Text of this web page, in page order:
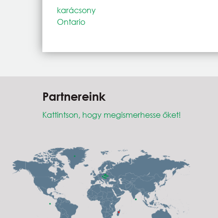
karácsony
Ontario
Partnereink
Kattintson, hogy megismerhesse őket!